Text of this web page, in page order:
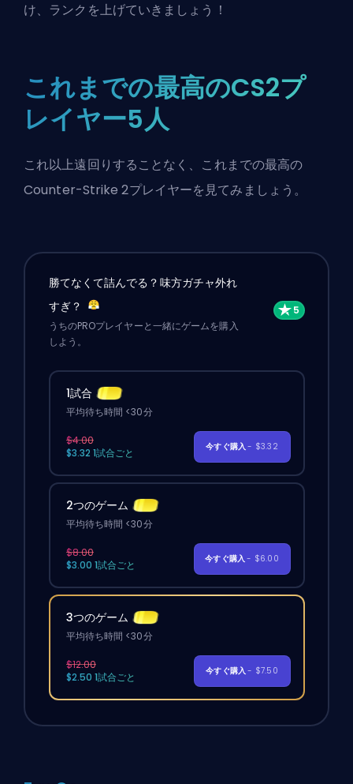
け、ランクを上げていきましょう！
これまでの最高のCS2プ
レイヤー5人
これ以上遠回りすることなく、これまでの最高の
Counter-Strike 2プレイヤーを見てみましょう。
勝てなくて詰んでる？味方ガチャ外れ
すぎ？
うちのPROプレイヤーと一緒にゲームを購入
しよう。
1試合
平均待ち時間 <30分
$4.00
$3.32 1試合ごと
今すぐ購入- $3.32
2つのゲーム
平均待ち時間 <30分
$8.00
$3.00 1試合ごと
今すぐ購入- $6.00
3つのゲーム
平均待ち時間 <30分
$12.00
$2.50 1試合ごと
今すぐ購入- $7.50